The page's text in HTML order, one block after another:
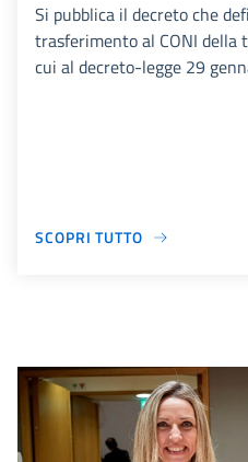
Si pubblica il decreto che
trasferimento al CONI
cui al decreto-legge 29
SCOPRI TUTTO